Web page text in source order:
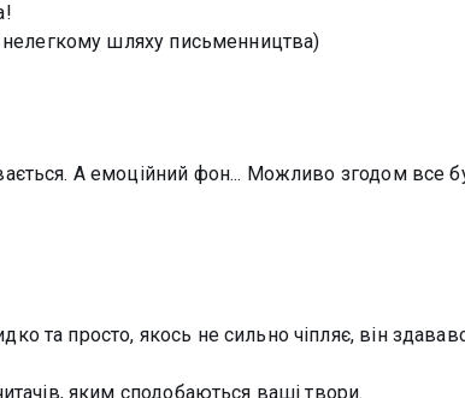
нелегкому шляху письменництва)
А емоційний фон... Можливо згодом все
та просто, якось не сильно чіпляє, він
яким сподобаються ваші твори.